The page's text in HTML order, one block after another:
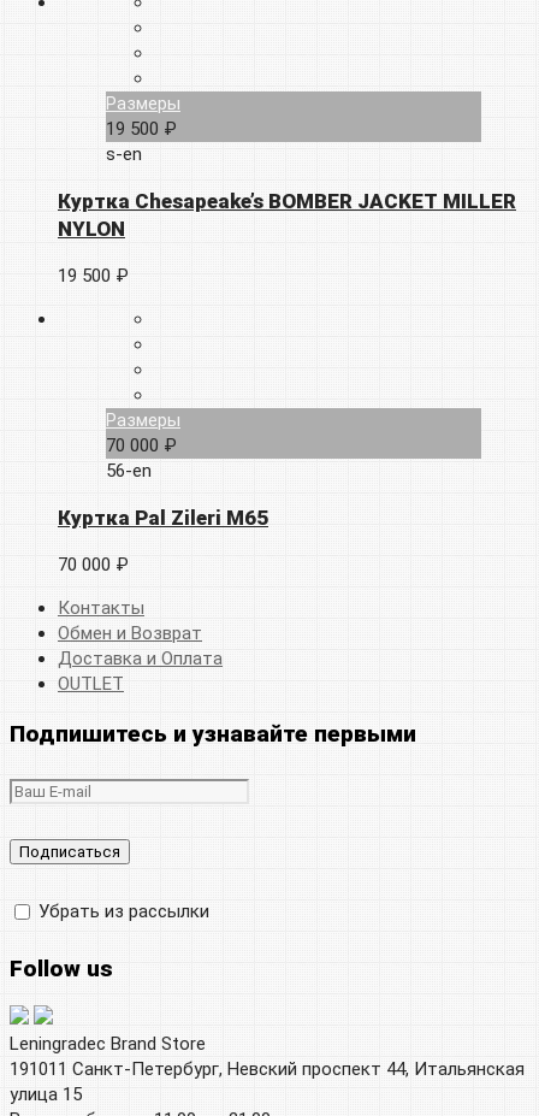
Размеры
19 500 ₽
s-en
Куртка Chesapeake’s BOMBER JACKET MILLER
NYLON
19 500 ₽
Размеры
70 000 ₽
56-en
Куртка Pal Zileri M65
70 000 ₽
Контакты
Обмен и Возврат
Доставка и Оплата
OUTLET
Подпишитесь и узнавайте первыми
Убрать из рассылки
Follow us
Leningradec Brand Store
191011 Санкт-Петербург, Невский проспект 44, Итальянская
улица 15